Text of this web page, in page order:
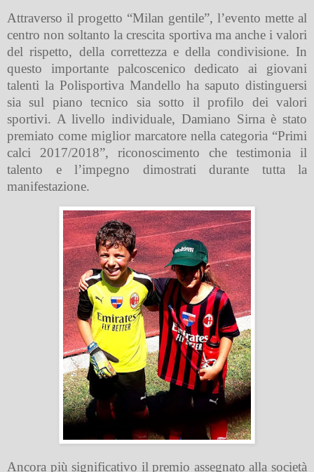
Attraverso il progetto “Milan gentile”, l’evento mette al
centro non soltanto la crescita sportiva ma anche i valori
del rispetto, della correttezza e della condivisione. In
questo importante palcoscenico dedicato ai giovani
talenti la Polisportiva Mandello ha saputo distinguersi
sia sul piano tecnico sia sotto il profilo dei valori
sportivi. A livello individuale, Damiano Sirna è stato
premiato come miglior marcatore nella categoria “Primi
calci 2017/2018”, riconoscimento che testimonia il
talento e l’impegno dimostrati durante tutta la
manifestazione.
Ancora più significativo il premio assegnato alla società